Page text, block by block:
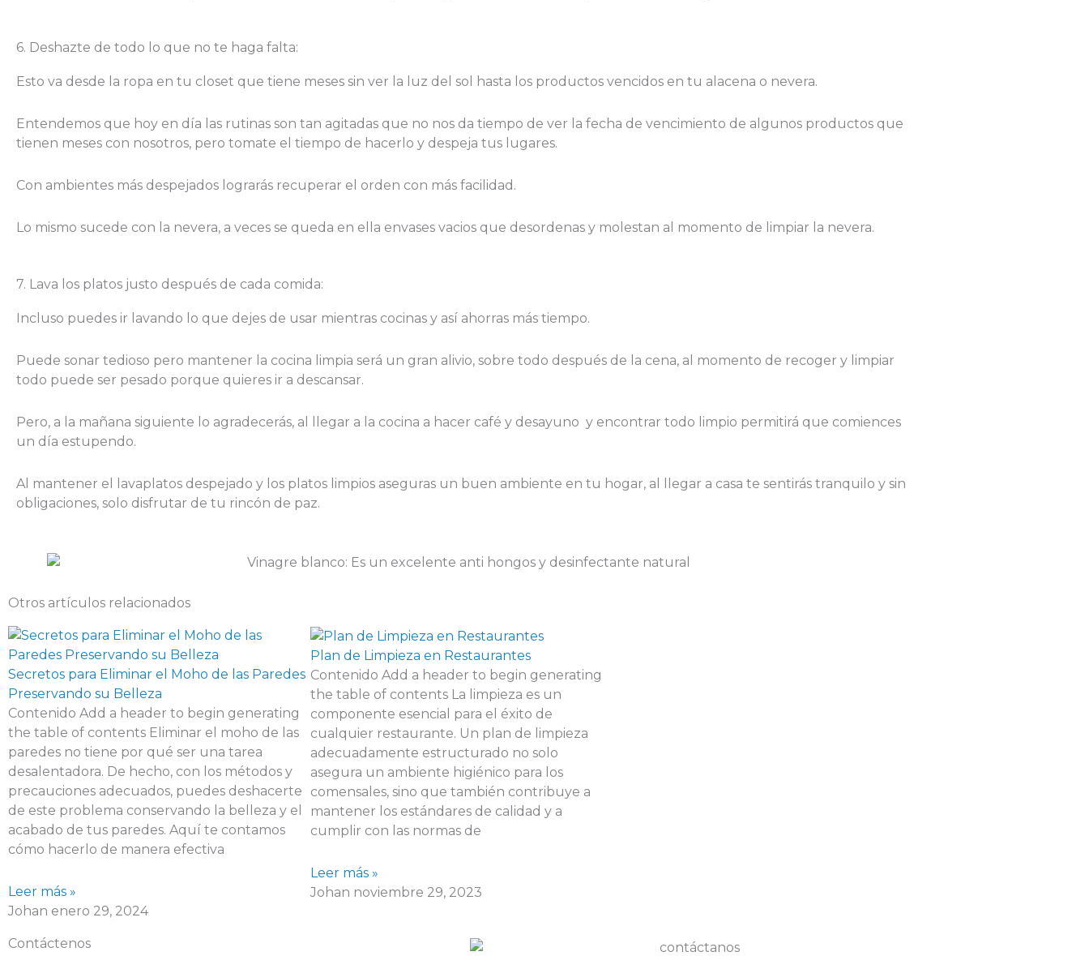
6. Deshazte de todo lo que no te haga falta:
Esto va desde la ropa en tu closet que tiene meses sin ver la luz del sol hasta los productos vencidos en tu alacena o nevera.
Entendemos que hoy en día las rutinas son tan agitadas que no nos da tiempo de ver la fecha de vencimiento de algunos productos que
tienen meses con nosotros, pero tomate el tiempo de hacerlo y despeja tus lugares.
Con ambientes más despejados lograrás recuperar el orden con más facilidad.
Lo mismo sucede con la nevera, a veces se queda en ella envases vacios que desordenas y molestan al momento de limpiar la nevera.
7. Lava los platos justo después de cada comida:
Incluso puedes ir lavando lo que dejes de usar mientras cocinas y así ahorras más tiempo.
Puede sonar tedioso pero mantener la cocina limpia será un gran alivio, sobre todo después de la cena, al momento de recoger y limpiar
todo puede ser pesado porque quieres ir a descansar.
Pero, a la mañana siguiente lo agradecerás, al llegar a la cocina a hacer café y desayuno y encontrar todo limpio permitirá que comiences
un día estupendo.
Al mantener el lavaplatos despejado y los platos limpios aseguras un buen ambiente en tu hogar, al llegar a casa te sentirás tranquilo y sin
obligaciones, solo disfrutar de tu rincón de paz.
Otros artículos relacionados
Secretos para Eliminar el Moho de las Paredes
Preservando su Belleza
Contenido Add a header to begin generating
the table of contents Eliminar el moho de las
paredes no tiene por qué ser una tarea
desalentadora. De hecho, con los métodos y
precauciones adecuados, puedes deshacerte
de este problema conservando la belleza y el
acabado de tus paredes. Aquí te contamos
cómo hacerlo de manera efectiva
Leer más »
Johan enero 29, 2024
Plan de Limpieza en Restaurantes
Contenido Add a header to begin generating
the table of contents La limpieza es un
componente esencial para el éxito de
cualquier restaurante. Un plan de limpieza
adecuadamente estructurado no solo
asegura un ambiente higiénico para los
comensales, sino que también contribuye a
mantener los estándares de calidad y a
cumplir con las normas de
Leer más »
Johan noviembre 29, 2023
Contáctenos